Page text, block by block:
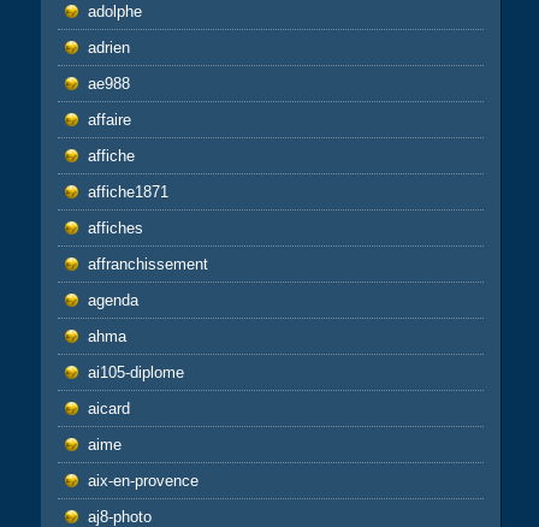
adolphe
adrien
ae988
affaire
affiche
affiche1871
affiches
affranchissement
agenda
ahma
ai105-diplome
aicard
aime
aix-en-provence
aj8-photo